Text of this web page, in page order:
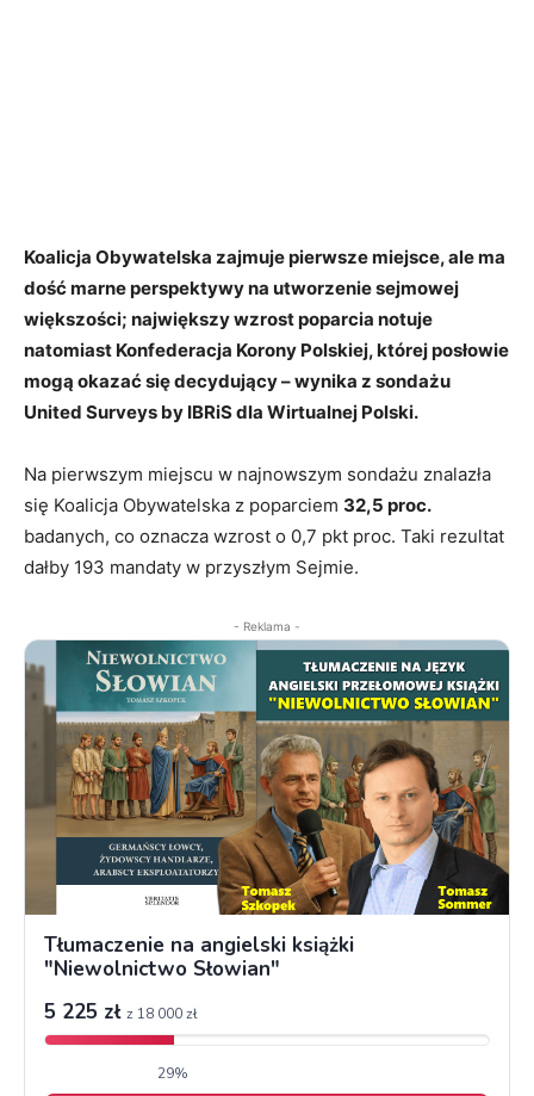
Koalicja Obywatelska zajmuje pierwsze miejsce, ale ma
dość marne perspektywy na utworzenie sejmowej
większości; największy wzrost poparcia notuje
natomiast Konfederacja Korony Polskiej, której posłowie
mogą okazać się decydujący – wynika z sondażu
United Surveys by IBRiS dla Wirtualnej Polski.
Na pierwszym miejscu w najnowszym sondażu znalazła
się Koalicja Obywatelska z poparciem 32,5 proc.
badanych, co oznacza wzrost o 0,7 pkt proc. Taki rezultat
dałby 193 mandaty w przyszłym Sejmie.
- Reklama -